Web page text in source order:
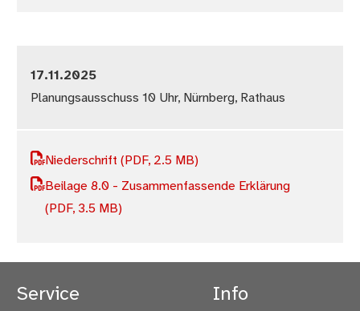
17.11.2025
Planungsausschuss 10 Uhr, Nürnberg, Rathaus
Niederschrift(PDF, 2.5 MB)
Beilage 8.0 - Zusammenfassende Erklärung
(PDF, 3.5 MB)
Service Info